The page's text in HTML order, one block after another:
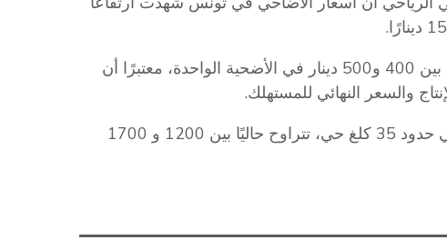
وأوضح الرياحي أن “القشّارة” يحققون أرباحًا تتراوح بين 400 و500 دينار في الأضحية الواحدة، معتبرًا أن
والسعر النهائي للمستهلك.
وأشار إلى أن أسعار الخرفان ذات الوزن العادي، في حدود 35 كلغ حي، تتراوح حاليًا بين 1200 و 1700